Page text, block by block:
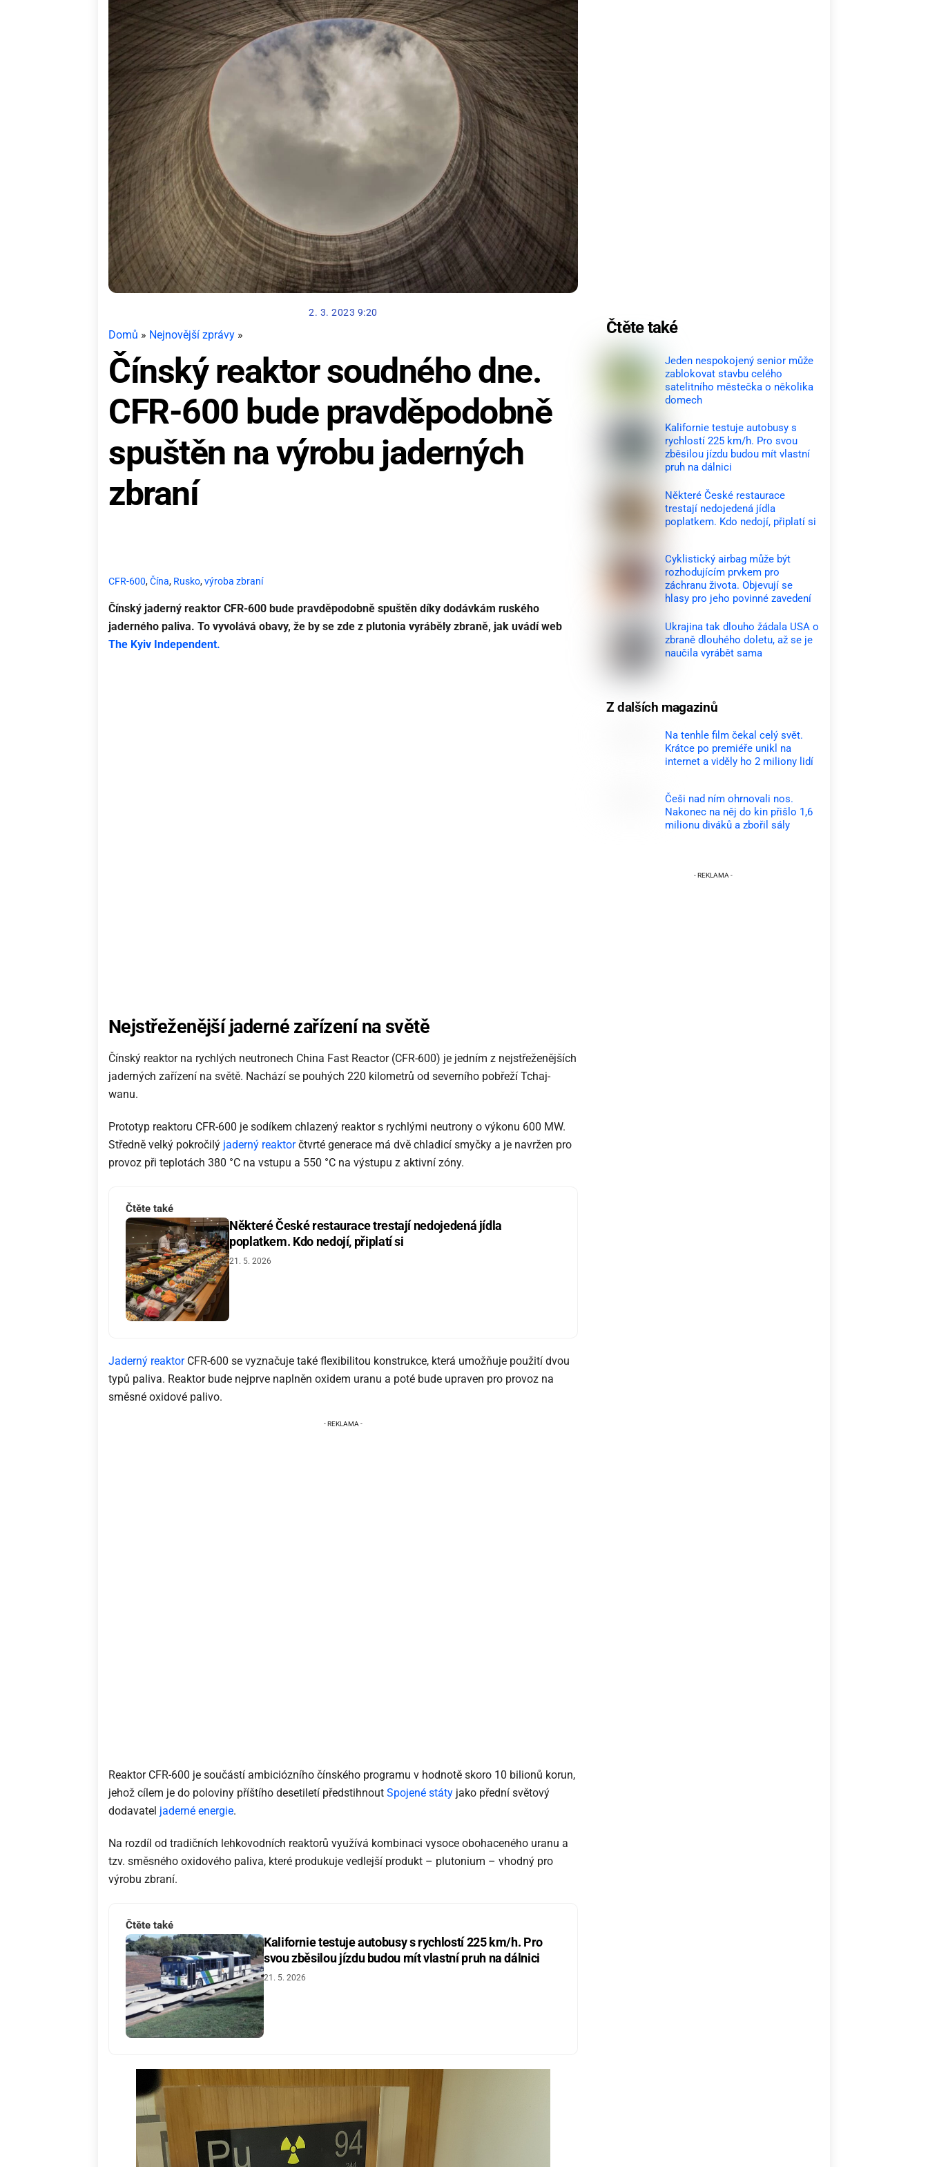
2. 3. 2023 9:20
Domů » Nejnovější zprávy »
Čínský reaktor soudného dne.
CFR-600 bude pravděpodobně
spuštěn na výrobu jaderných
zbraní
CFR-600,Čína, Rusko,výroba zbraní
Čínský jaderný reaktor CFR-600 bude pravděpodobně spuštěn díky dodávkám ruského
jaderného paliva. To vyvolává obavy, že by se zde z plutonia vyráběly zbraně, jak uvádí web
The Kyiv Independent.
Nejstřeženější jaderné zařízení na světě
Čínský reaktor na rychlých neutronech China Fast Reactor (CFR-600) je jedním z nejstřeženějších
jaderných zařízení na světě. Nachází se pouhých 220 kilometrů od severního pobřeží Tchaj-
wanu.
Prototyp reaktoru CFR-600 je sodíkem chlazený reaktor s rychlými neutrony o výkonu 600 MW.
Středně velký pokročilý jaderný reaktorčtvrté generace má dvě chladicí smyčky a je navržen pro
provoz při teplotách 380 °C na vstupu a 550 °C na výstupu z aktivní zóny.
Čtěte také
Některé České restaurace trestají nedojedená jídla
poplatkem. Kdo nedojí, připlatí si
21. 5. 2026
Jaderný reaktorCFR-600 se vyznačuje také flexibilitou konstrukce, která umožňuje použití dvou
typů paliva. Reaktor bude nejprve naplněn oxidem uranu a poté bude upraven pro provoz na
směsné oxidové palivo.
Reaktor CFR-600 je součástí ambiciózního čínského programu v hodnotě skoro 10 bilionů korun,
jehož cílem je do poloviny příštího desetiletí předstihnout Spojené státy jako přední světový
dodavatel jaderné energie.
Na rozdíl od tradičních lehkovodních reaktorů využívá kombinaci vysoce obohaceného uranu a
tzv. směsného oxidového paliva, které produkuje vedlejší produkt – plutonium – vhodný pro
výrobu zbraní.
Čtěte také
Kalifornie testuje autobusy s rychlostí 225 km/h. Pro
svou zběsilou jízdu budou mít vlastní pruh na dálnici
21. 5. 2026
Čtěte také
Jeden nespokojený senior může
zablokovat stavbu celého
satelitního městečka o několika
domech
Kalifornie testuje autobusy s
rychlostí 225 km/h. Pro svou
zběsilou jízdu budou mít vlastní
pruh na dálnici
Některé České restaurace
trestají nedojedená jídla
poplatkem. Kdo nedojí, připlatí si
Cyklistický airbag může být
rozhodujícím prvkem pro
záchranu života. Objevují se
hlasy pro jeho povinné zavedení
Ukrajina tak dlouho žádala USA o
zbraně dlouhého doletu, až se je
naučila vyrábět sama
Z dalších magazinů
Na tenhle film čekal celý svět.
Krátce po premiéře unikl na
internet a viděly ho 2 miliony lidí
Češi nad ním ohrnovali nos.
Nakonec na něj do kin přišlo 1,6
milionu diváků a zbořil sály